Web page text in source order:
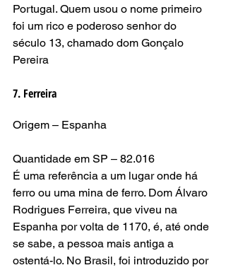
Portugal. Quem usou o nome primeiro
foi um rico e poderoso senhor do
século 13, chamado dom Gonçalo
Pereira
7. Ferreira
Origem – Espanha
Quantidade em SP – 82.016
É uma referência a um lugar onde há
ferro ou uma mina de ferro. Dom Álvaro
Rodrigues Ferreira, que viveu na
Espanha por volta de 1170, é, até onde
se sabe, a pessoa mais antiga a
ostentá-lo. No Brasil, foi introduzido por